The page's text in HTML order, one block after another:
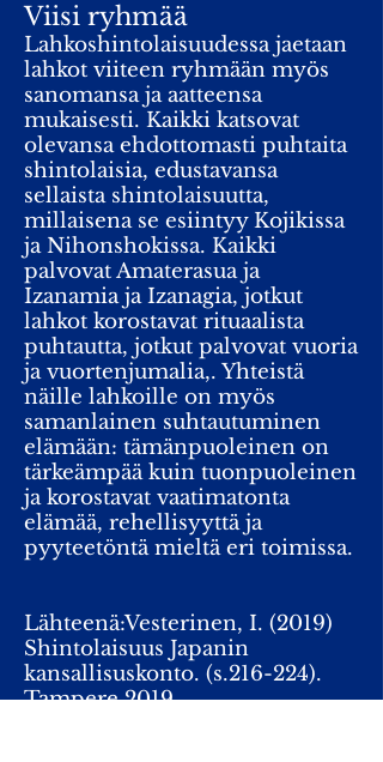
Viisi ryhmää
Lahkoshintolaisuudessa jaetaan
lahkot viiteen ryhmään myös
sanomansa ja aatteensa
mukaisesti. Kaikki katsovat
olevansa ehdottomasti puhtaita
shintolaisia, edustavansa
sellaista shintolaisuutta,
millaisena se esiintyy Kojikissa
ja Nihonshokissa. Kaikki
palvovat Amaterasua ja
Izanamia ja Izanagia, jotkut
lahkot korostavat rituaalista
puhtautta, jotkut palvovat vuoria
ja vuortenjumalia,. Yhteistä
näille lahkoille on myös
samanlainen suhtautuminen
elämään: tämänpuoleinen on
tärkeämpää kuin tuonpuoleinen
ja korostavat vaatimatonta
elämää, rehellisyyttä ja
pyyteetöntä mieltä eri toimissa.
Lähteenä:Vesterinen, I. (2019)
Shintolaisuus Japanin
kansallisuskonto. (s.216-224).
Tampere 2019